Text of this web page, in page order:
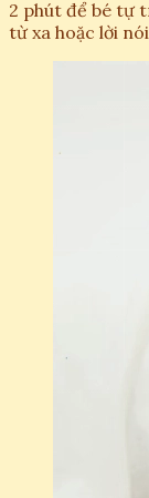
2 phút để bé tự
từ xa hoặc lời